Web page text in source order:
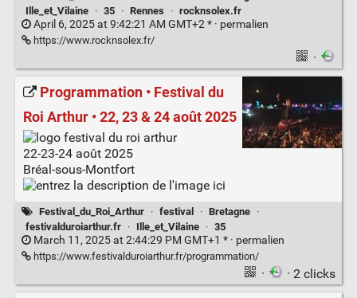
Ille_et_Vilaine
· 35 · Rennes · rocknsolex.fr
April 6, 2025 at 9:42:21 AM GMT+2 * · permalien
https://www.rocknsolex.fr/
·
Programmation • Festival du
Roi Arthur • 22, 23 & 24 août 2025
22-23-24 août 2025
Bréal-sous-Montfort
Festival_du_Roi_Arthur · festival · Bretagne ·
festivalduroiarthur.fr
· Ille_et_Vilaine · 35
March 11, 2025 at 2:44:29 PM GMT+1 * · permalien
https://www.festivalduroiarthur.fr/programmation/
· · 2 clicks